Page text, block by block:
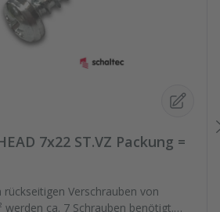
7x22 ST.VZ Packung =
rückseitigen Verschrauben von
werden ca. 7 Schrauben benötigt.